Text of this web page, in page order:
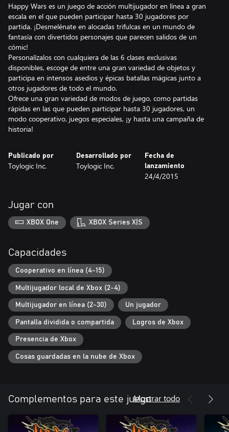
Happy Wars es un juego de acción multijugador en línea a gran
escala en el que pueden participar hasta 30 jugadores por
partida. ¡Desmelénate en alocadas trifulcas en un mundo de
fantasía con divertidos personajes que parecen salidos de un
cómic!
Personalízalos con cualquiera de las 6 clases exclusivas
disponibles, escoge de entre una gran variedad de objetos y
participa en intensos asedios y épicas batallas mágicas junto a
otros jugadores de todo el mundo.
Ofrece una gran variedad de modos de juego, como partidas
rápidas en las que pueden participar hasta 30 jugadores, un
modo cooperativo, juegos especiales, ¡y hasta una campaña de
historia!
Publicado por
Toylogic Inc.
Desarrollado por
Toylogic Inc.
Fecha de
lanzamiento
24/4/2015
Jugar con
XBOX One XBOX Series X|S
Capacidades
Cooperativo en línea (4-15)
Multijugador local de Xbox (2-4)
Multijugador en línea (2-30) Un jugador
Pantalla dividida o compartida Logros de Xbox
Presencia de Xbox
Cosas guardadas en la nube de Xbox
Complementos para este juegoMostrar todo